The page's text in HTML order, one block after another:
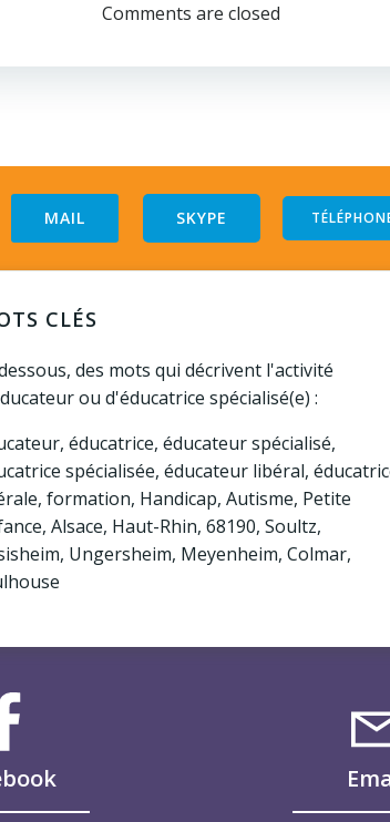
Comments are closed
MAIL SKYPE
CLÉS
des mots qui décrivent l'activité
ou d'éducatrice spécialisé(e) :
éducatrice, éducateur spécialisé,
spécialisée, éducateur libéral,
formation, Handicap, Autisme, Petite
Alsace, Haut-Rhin, 68190, Soultz,
Ungersheim, Meyenheim, Colmar,